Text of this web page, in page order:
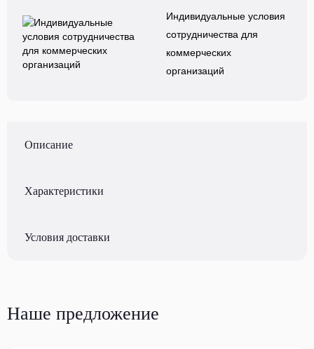
Индивидуальные условия
сотрудничества для
коммерческих
организаций
Описание
Характеристики
Условия доставки
Наше предложение